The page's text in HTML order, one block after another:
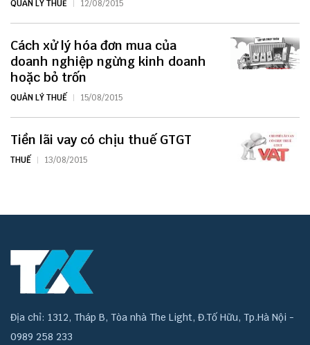
QUẢN LÝ THUẾ 12/08/2015
Cách xử lý hóa đơn mua của
doanh nghiệp ngừng kinh doanh
hoặc bỏ trốn
QUẢN LÝ THUẾ 15/08/2015
Tiền lãi vay có chịu thuế GTGT
THUẾ 13/08/2015
Địa chỉ: 1312, Tháp B, Tòa nhà The Light, Đ.Tố Hữu, Tp.Hà Nội -
0989 258 233